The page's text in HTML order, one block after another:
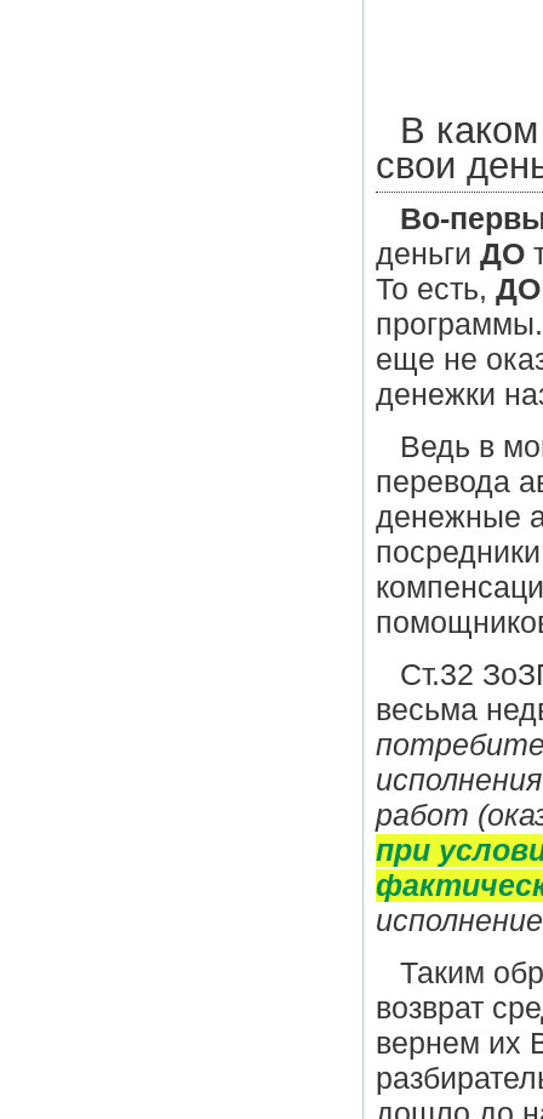
В
свои
Во-
деньги ДО
То есть,
еще не
денежки
Ведь в
перевода
денежные
Ст.32
весьма
работ
при
Таким
возврат
вернем их